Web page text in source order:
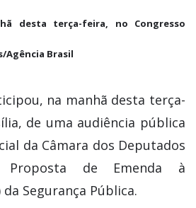
desta terça-feira, no Congresso
Agência Brasil
na manhã desta terça-
de uma audiência pública
da Câmara dos Deputados
de Emenda à
Segurança Pública.